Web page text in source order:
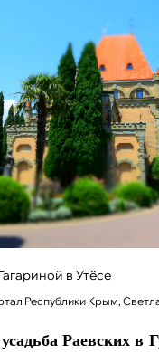
в Утёсе
Республики Крым,
Раевских в